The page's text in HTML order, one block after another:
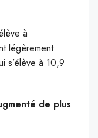
à
légèrement
s’élève à 10,9
de plus